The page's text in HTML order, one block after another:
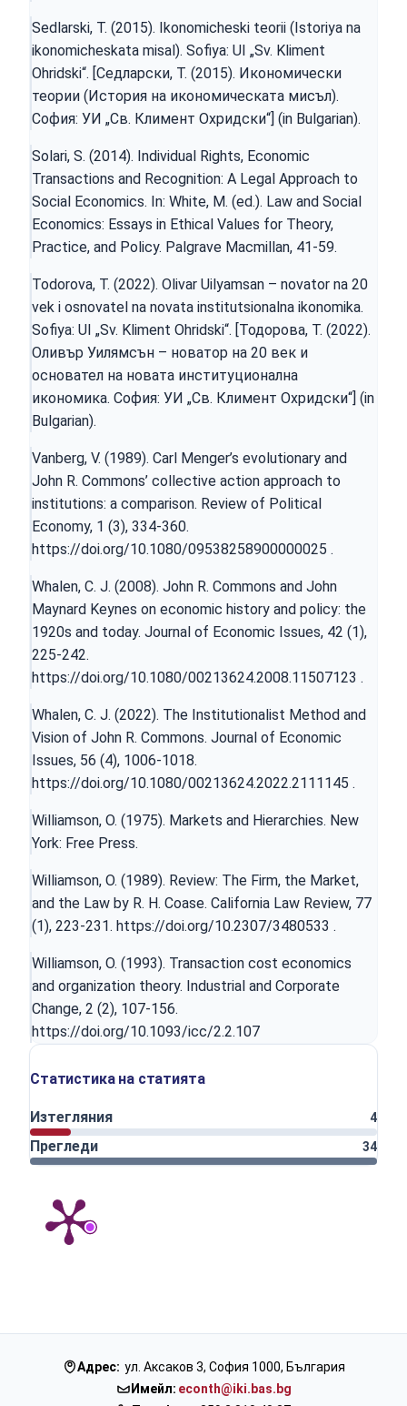
Sedlarski, T. (2015). Ikonomicheski teorii (Istoriya na
ikonomicheskata misal). Sofiya: UI „Sv. Kliment
Ohridski“. [Седларски, Т. (2015). Икономически
теории (История на икономическата мисъл).
София: УИ „Св. Климент Охридски“] (in Bulgarian).
Solari, S. (2014). Individual Rights, Economic
Transactions and Recognition: A Legal Approach to
Social Economics. In: White, M. (ed.). Law and Social
Economics: Essays in Ethical Values for Theory,
Practice, and Policy. Palgrave Macmillan, 41-59.
Todorova, T. (2022). Olivar Uilyamsan – novator na 20
vek i osnovatel na novata institutsionalna ikonomika.
Sofiya: UI „Sv. Kliment Ohridski“. [Тодорова, Т. (2022).
Оливър Уилямсън – новатор на 20 век и
основател на новата институционална
икономика. София: УИ „Св. Климент Охридски“] (in
Bulgarian).
Vanberg, V. (1989). Carl Menger’s evolutionary and
John R. Commons’ collective action approach to
institutions: a comparison. Review of Political
Economy, 1 (3), 334-360.
https://doi.org/10.1080/09538258900000025 .
Whalen, C. J. (2008). John R. Commons and John
Maynard Keynes on economic history and policy: the
1920s and today. Journal of Economic Issues, 42 (1),
225-242.
https://doi.org/10.1080/00213624.2008.11507123 .
Whalen, C. J. (2022). The Institutionalist Method and
Vision of John R. Commons. Journal of Economic
Issues, 56 (4), 1006-1018.
https://doi.org/10.1080/00213624.2022.2111145 .
Williamson, O. (1975). Markets and Hierarchies. New
York: Free Press.
Williamson, O. (1989). Review: The Firm, the Market,
and the Law by R. H. Coase. California Law Review, 77
(1), 223-231. https://doi.org/10.2307/3480533 .
Williamson, O. (1993). Transaction cost economics
and organization theory. Industrial and Corporate
Change, 2 (2), 107-156.
https://doi.org/10.1093/icc/2.2.107
Статистика на статията
Изтегляния 4
Прегледи 34
Адрес: ул. Аксаков 3, София 1000, България
Имейл: econth@iki.bas.bg